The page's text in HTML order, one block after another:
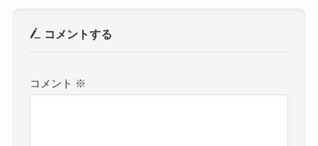
コメントする
コメント ※